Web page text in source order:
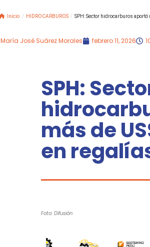
Inicio / HIDROCARBUROS / SPH: Sector hidrocarburos
María José Suárez Morales febrero 11, 2026
SPH:
más de
en
Foto: Difusión